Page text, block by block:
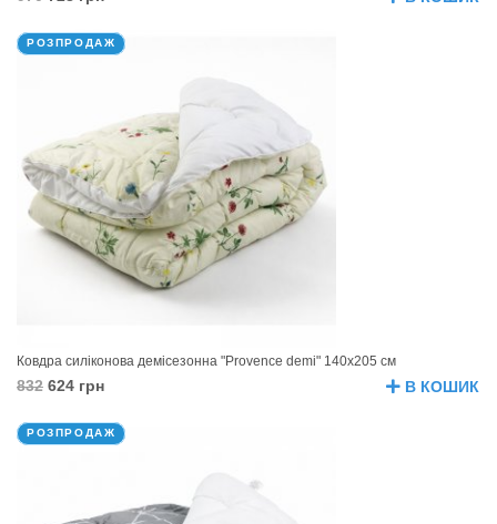
РОЗПРОДАЖ
Ковдра силіконова демісезонна "Provence demi" 140х205 см
832 624 грн В КОШИК
РОЗПРОДАЖ